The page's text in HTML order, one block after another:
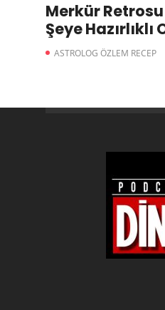
Merkür
Şeye
Özlem Recep
ASTROLOG ÖZLEM RECEP